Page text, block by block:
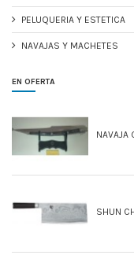
PELUQUERIA Y ESTETICA
NAVAJAS Y MACHETES
EN OFERTA
NAVAJA
SHUN